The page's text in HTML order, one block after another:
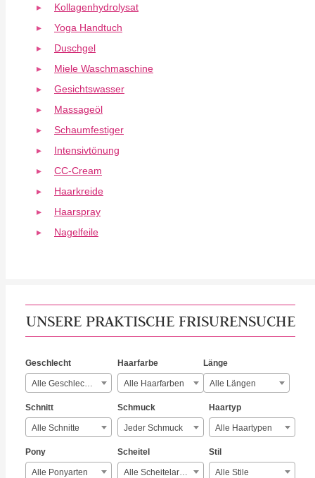
Kollagenhydrolysat
Yoga Handtuch
Duschgel
Miele Waschmaschine
Gesichtswasser
Massageöl
Schaumfestiger
Intensivtönung
CC-Cream
Haarkreide
Haarspray
Nagelfeile
UNSERE PRAKTISCHE FRISURENSUCHE
Geschlecht
Alle Geschlechter
Haarfarbe
Alle Haarfarben
Länge
Alle Längen
Schnitt
Alle Schnitte
Schmuck
Jeder Schmuck
Haartyp
Alle Haartypen
Pony
Alle Ponyarten
Scheitel
Alle Scheitelarten
Stil
Alle Stile